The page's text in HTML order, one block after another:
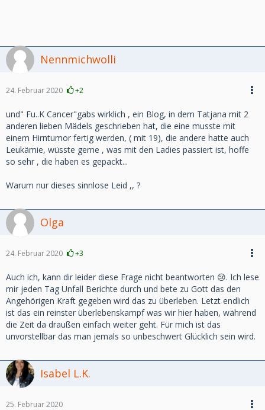
Nennmichwolli
24. Februar 2020 +2
und" Fu..K Cancer"gabs wirklich , ein Blog, in dem Tatjana mit 2
anderen lieben Mädels geschrieben hat, die eine musste mit
einem Hirntumor fertig werden, ( mit 19), die andere hatte auch
Leukämie, wüsste gerne , was mit den Ladies passiert ist, hoffe
so sehr , die haben es gepackt...
Warum nur dieses sinnlose Leid ,, ?
Olga
24. Februar 2020 +3
Auch ich, kann dir leider diese Frage nicht beantworten 😢. Ich lese
mir jeden Tag Unfall Berichte durch und bete zu Gott das den
Angehörigen Kraft gegeben wird das zu überleben. Letzt endlich
ist das ein reinster überlebenskampf was wir hier haben, während
die Zeit da draußen einfach weiter geht. Für mich ist das
unvorstellbar das man jemals so unbeschwert Glücklich sein wird.
Isabel L.K.
25. Februar 2020